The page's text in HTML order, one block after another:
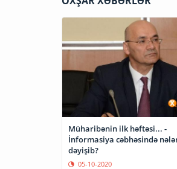
Müharibənin ilk həftəsi... -
İnformasiya cəbhəsində
dəyişib?
05-10-2020